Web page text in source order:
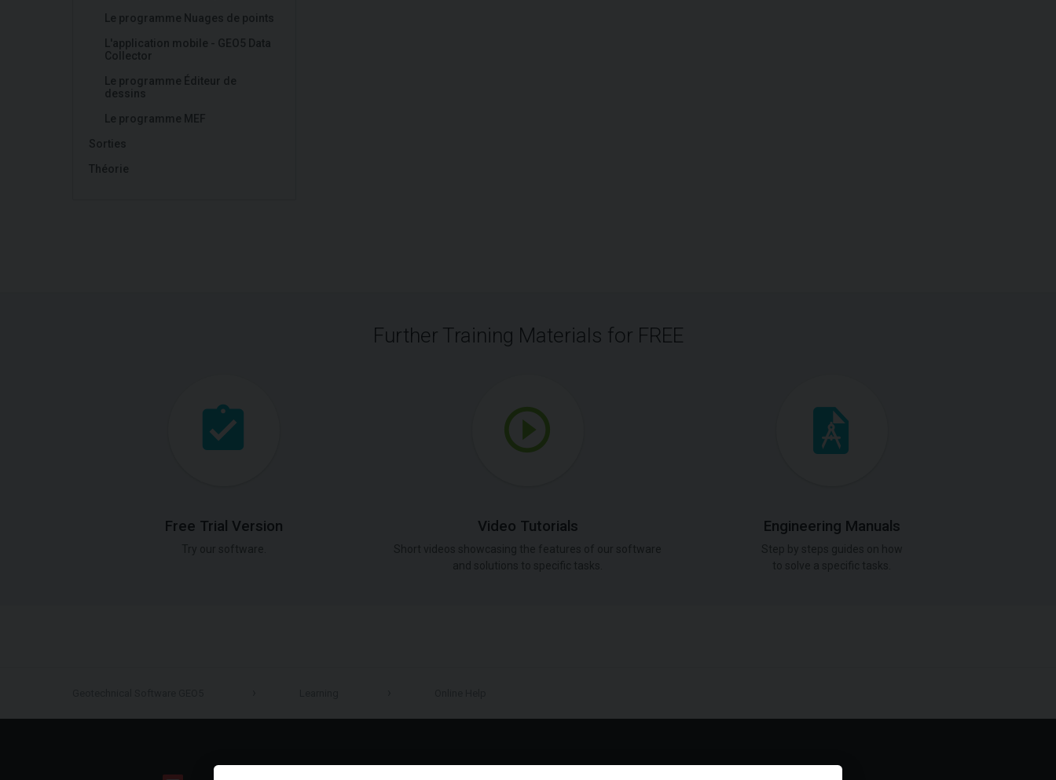
Le programme Nuages de points
L'application mobile - GEO5 Data
Collector
Le programme Éditeur de
dessins
Le programme MEF
Sorties
Théorie
Further Training Materials for FREE
Free Trial Version Video Tutorials Engineering Manuals